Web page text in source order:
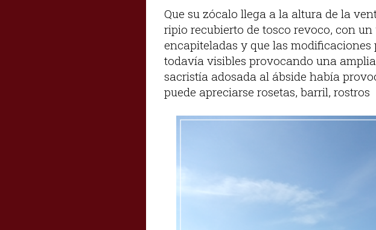
Que su zócalo llega a la altura de la
ripio recubierto de tosco revoco, con
encapiteladas y que las
todavía visibles provocando una
sacristía adosada al ábside había
puede apreciarse rosetas, barril, rostros